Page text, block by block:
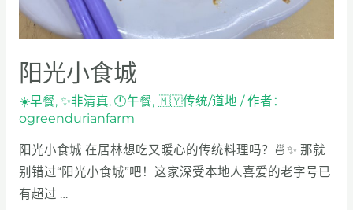
阳光小食城
☀️早餐, ✨非清真, 🕛午餐, 🇲🇾传统/道地 / 作者：
ogreendurianfarm
阳光小食城 在居林想吃又暖心的传统料理吗？🍜✨ 那就
别错过“阳光小食城”吧！这家深受本地人喜爱的老字号已
有超过 …